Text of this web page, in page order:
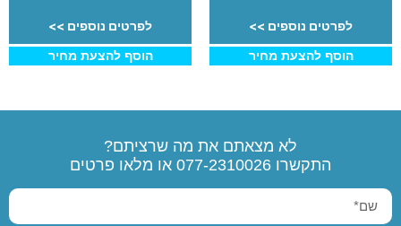
לפרטים נוספים >>
הוסף להצעת מחיר
לפרטים נוספים >>
הוסף להצעת מחיר
לא מצאתם את מה שרציתם?
התקשרו 077-2310026 או מלאו פרטים